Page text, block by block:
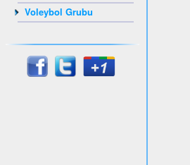
Voleybol Grubu